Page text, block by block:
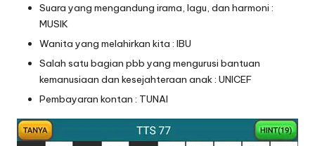
Suara yang mengandung irama, lagu, dan harmoni :
MUSIK
Wanita yang melahirkan kita : IBU
Salah satu bagian pbb yang mengurusi bantuan
kemanusiaan dan kesejahteraan anak : UNICEF
Pembayaran kontan : TUNAI